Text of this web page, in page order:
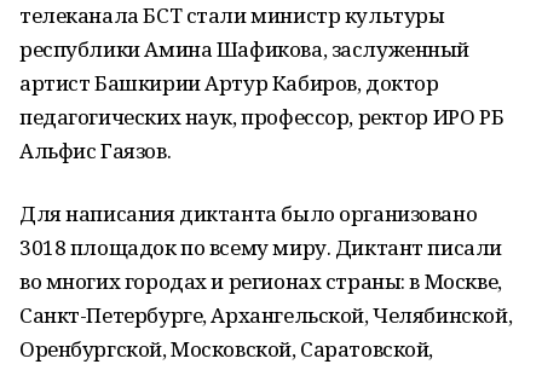
телеканала БСТ стали министр культуры
республики Амина Шафикова, заслуженный
артист Башкирии Артур Кабиров, доктор
педагогических наук, профессор, ректор ИРО РБ
Альфис Гаязов.
Для написания диктанта было организовано
3018 площадок по всему миру. Диктант писали
во многих городах и регионах страны: в Москве,
Санкт-Петербурге, Архангельской, Челябинской,
Оренбургской, Московской, Саратовской,